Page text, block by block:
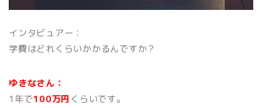
インタビュアー：
学費はどれくらいかかるんですか？
ゆきなさん：
1年で100万円 くらいです。